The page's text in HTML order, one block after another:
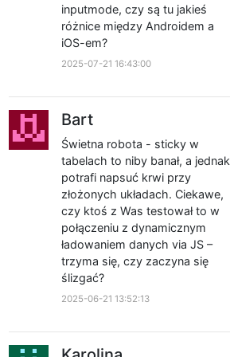
inputmode, czy są tu jakieś
różnice między Androidem a
iOS-em?
2025-07-21 16:43:00
Bart
Świetna robota - sticky w
tabelach to niby banał, a jednak
potrafi napsuć krwi przy
złożonych układach. Ciekawe,
czy ktoś z Was testował to w
połączeniu z dynamicznym
ładowaniem danych via JS –
trzyma się, czy zaczyna się
ślizgać?
2025-06-21 13:52:13